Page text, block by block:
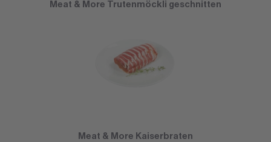
Meat & More Trutenmöckli geschnitten
Meat & More Kaiserbraten